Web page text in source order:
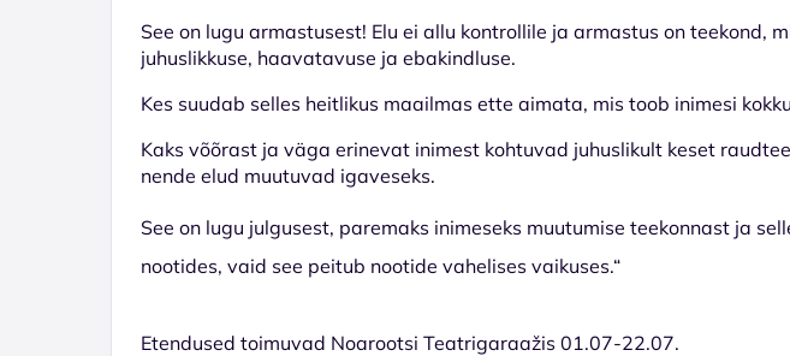
See on lugu armastusest! Elu ei allu kontrollile ja armastus on teekond,
juhuslikkuse, haavatavuse ja ebakindluse.
Kes suudab selles heitlikus maailmas ette aimata, mis toob inimesi
Kaks võõrast ja väga erinevat inimest kohtuvad juhuslikult keset
nende elud muutuvad igaveseks.
See on lugu julgusest, paremaks inimeseks muutumise teekonnast ja
nootides, vaid see peitub nootide vahelises vaikuses.“
Etendused toimuvad Noarootsi Teatrigaraažis 01.07-22.07.